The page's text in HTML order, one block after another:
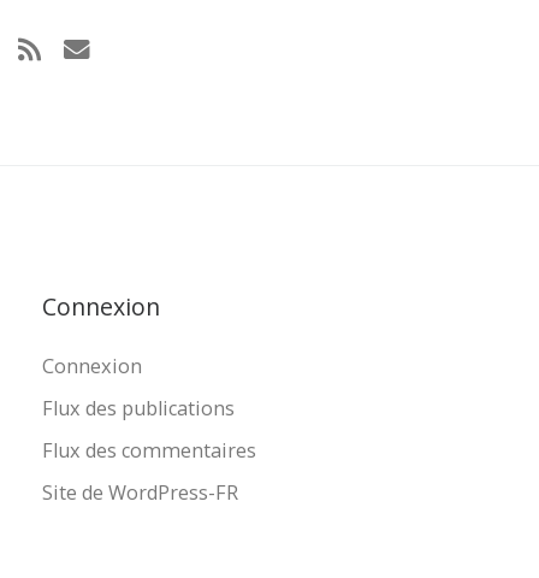
Connexion
Connexion
Flux des publications
Flux des commentaires
Site de WordPress-FR